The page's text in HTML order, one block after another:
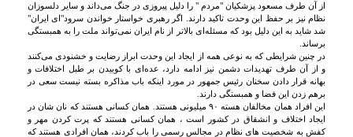
از آن طرف مسعود پزشکیان "مردم " را دلیل پیروزی در جنگ می‌داند و سایر دلسوزان
نظام نیز بر حفظ این وحدت تاکید دارند. اگر رهبری خواستار خواندن سرود"ای ایران"
شد شاید به این دلیل بود که مسئله‌ای بالاتر از نام ایران نمی‌تواند ملت را به همبستگی
برساند.
در چنین شرایطی که به نوعی همه از ایجاد این وحدت ابراز رضایت و خشنودی می‌کنند
و از آن طرف تهدیدات دشمن نیز ادامه دارد، عده‌ای با کوبیدن بر طبل اختلافات و
بهانه قرار دادن سخنان رئیس جمهور در مورد اینکه باب مذاکره بسته نیست سعی در
برهم زدن این فضا و همبستگی دارند.
این افراد همان مخالفان هسته ۹۰ میلیونی هستند. همان کسانی هستند که نان شان در
ایجاد اختلاف و انشقاق در کشور است ، همان کسانی هستند که پرت کردن مهر و
کفش به شخصیت های نظام در مجالس رسمی را باب کردند، همان افرادی هستند که